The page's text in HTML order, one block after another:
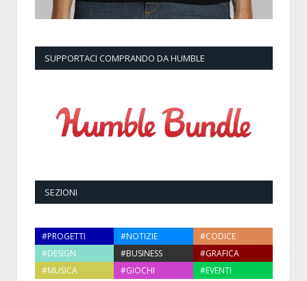
SUPPORTACI COMPRANDO DA HUMBLE
SEZIONI
#PROGETTI #NOTIZIE
#CODICE
#DESIGN
#BUSINESS
#GRAFICA
#MUSICA
#GIOCHI #EVENTI